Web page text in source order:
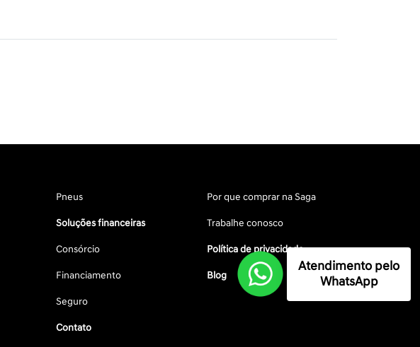
Pneus
Soluções financeiras
Consórcio
Financiamento
Seguro
Contato
Por que comprar na Saga
Trabalhe conosco
Política de privacidade
Blog
Atendimento pelo
WhatsApp